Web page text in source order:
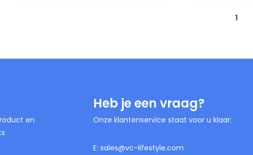
1
en
Heb je een vraag?
Onze klantenservice staat voor u klaar:
E: sales@vc-lifestyle.com